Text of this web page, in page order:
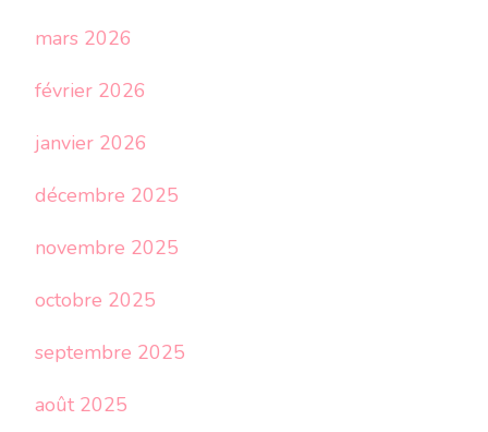
mars 2026
février 2026
janvier 2026
décembre 2025
novembre 2025
octobre 2025
septembre 2025
août 2025